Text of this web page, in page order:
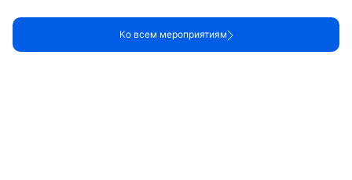
Ко всем мероприятиям